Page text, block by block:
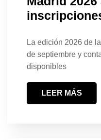
La edición 2026 de
de septiembre y
disponibles
LEER MÁS